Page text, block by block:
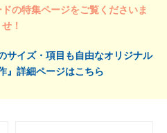
の特集ページをご覧くださいま
せ！
サイズ・項目も自由なオリジナル
』詳細ページはこちら